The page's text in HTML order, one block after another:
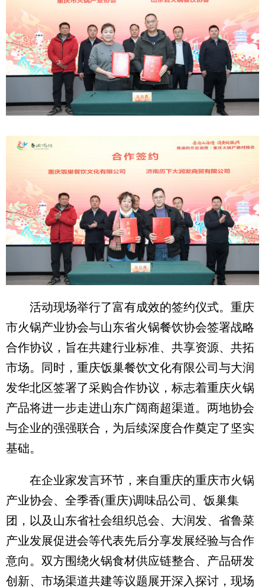
活动现场举行了富有成效的签约仪式。重庆
市火锅产业协会与山东省火锅餐饮协会签署战略
合作协议，旨在共建行业标准、共享资源、共拓
市场。同时，重庆饭巢餐饮文化有限公司与大润
发华北区签署了采购合作协议，标志着重庆火锅
产品将进一步走进山东广阔商超渠道。两地协会
与企业的强强联合，为后续深度合作奠定了坚实
基础。
在企业家发言环节，来自重庆的重庆市火锅
产业协会、全季香(重庆)调味品公司、饭巢集
团，以及山东省社会组织总会、大润发、省鲁菜
产业发展促进会等代表先后分享发展经验与合作
意向。双方围绕火锅食材供应链整合、产品研发
创新、市场渠道共建等议题展开深入探讨，现场